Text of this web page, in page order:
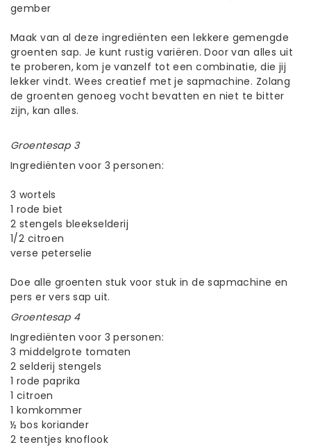
gember
Maak van al deze ingrediënten een lekkere gemengde
groenten sap. Je kunt rustig variëren. Door van alles uit
te proberen, kom je vanzelf tot een combinatie, die jij
lekker vindt. Wees creatief met je sapmachine. Zolang
de groenten genoeg vocht bevatten en niet te bitter
zijn, kan alles.
Groentesap 3
Ingrediënten voor 3 personen:
3 wortels
1 rode biet
2 stengels bleekselderij
1/2 citroen
verse peterselie
Doe alle groenten stuk voor stuk in de sapmachine en
pers er vers sap uit.
Groentesap 4
Ingrediënten voor 3 personen:
3 middelgrote tomaten
2 selderij stengels
1 rode paprika
1 citroen
1 komkommer
½ bos koriander
2 teentjes knoflook